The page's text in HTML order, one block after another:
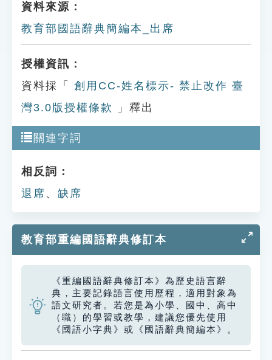
資料來源：
教育部國語辭典簡編本_出席
授權資訊：
資料採「
創用CC-姓名標示- 禁止改作 臺
灣3.0版授權條款
」釋出
關連字詞
相反詞：
退席 、 缺席
教育部重編國語辭典修訂本
《重編國語辭典修訂本》為歷史語言辭
典，主要記錄語言使用歷程，適用對象為
語文研究者。若您是為小學、國中、高中
（職）的學習或教學，建議您優先使用
《國語小字典》或《國語辭典簡編本》。